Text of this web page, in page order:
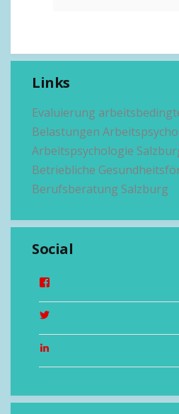
Links
Evaluierung
Belastungen
Arbeitspsychologie
Betriebliche
Berufsberatung Salzburg
Social